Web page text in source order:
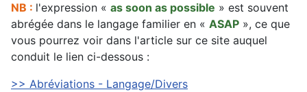
NB : l'expression « as soon as possible » est souvent
abrégée dans le langage familier en « ASAP », ce que
vous pourrez voir dans l'article sur ce site auquel
conduit le lien ci-dessous :
>> Abréviations - Langage/Divers